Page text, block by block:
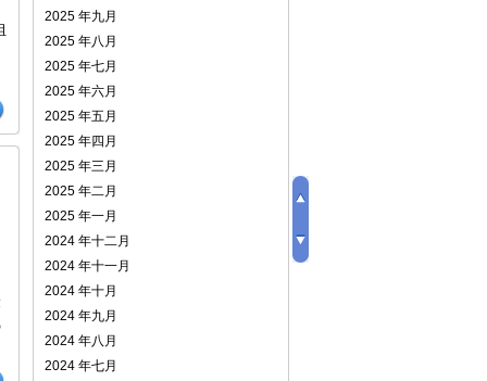
2025 年九月
2025 年八月
2025 年七月
2025 年六月
2025 年五月
2025 年四月
2025 年三月
2025 年二月
2025 年一月
2024 年十二月
2024 年十一月
2024 年十月
2024 年九月
2024 年八月
2024 年七月